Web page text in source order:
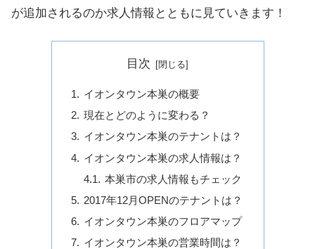
が追加されるのか求人情報とともに見ていきます！
目次
イオンタウン本巣の概要
現在とどのように変わる？
イオンタウン本巣のテナントは？
イオンタウン本巣の求人情報は？
本巣市の求人情報もチェック
2017年12月OPENのテナントは？
イオンタウン本巣のフロアマップ
イオンタウン本巣の営業時間は？